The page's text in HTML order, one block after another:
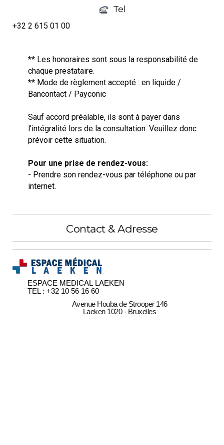
Tel
+32 2 615 01 00
** Les honoraires sont sous la responsabilité de
chaque prestataire.
** Mode de règlement accepté : en liquide /
Bancontact / Payconic
Sauf accord préalable, ils sont à payer dans
l'intégralité lors de la consultation. Veuillez donc
prévoir cette situation.
Pour une prise de rendez-vous:
- Prendre son rendez-vous par téléphone ou par
internet.
Contact & Adresse
ESPACE MEDICAL LAEKEN
TEL : +32 10 56 16 60
Avenue Houba de Strooper 146
Laeken 1020 - Bruxelles